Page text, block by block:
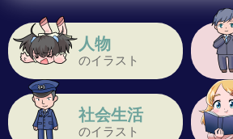
人物
のイラスト
社会生活
のイラスト